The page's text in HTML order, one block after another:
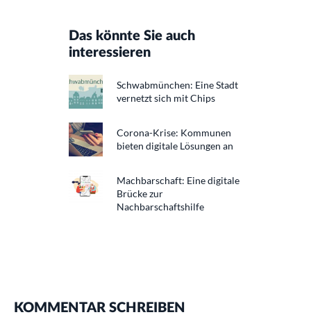
Das könnte Sie auch
interessieren
Schwabmünchen: Eine Stadt
vernetzt sich mit Chips
Corona-Krise: Kommunen
bieten digitale Lösungen an
Machbarschaft: Eine digitale
Brücke zur
Nachbarschaftshilfe
KOMMENTAR SCHREIBEN